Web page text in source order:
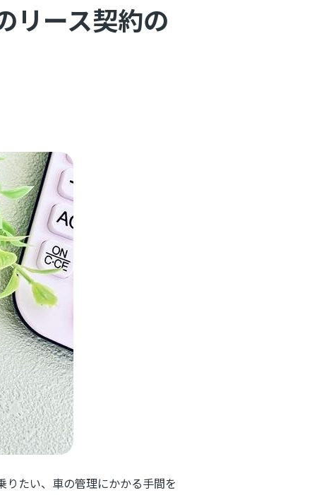
リース契約の
たい、車の管理にかかる手間を